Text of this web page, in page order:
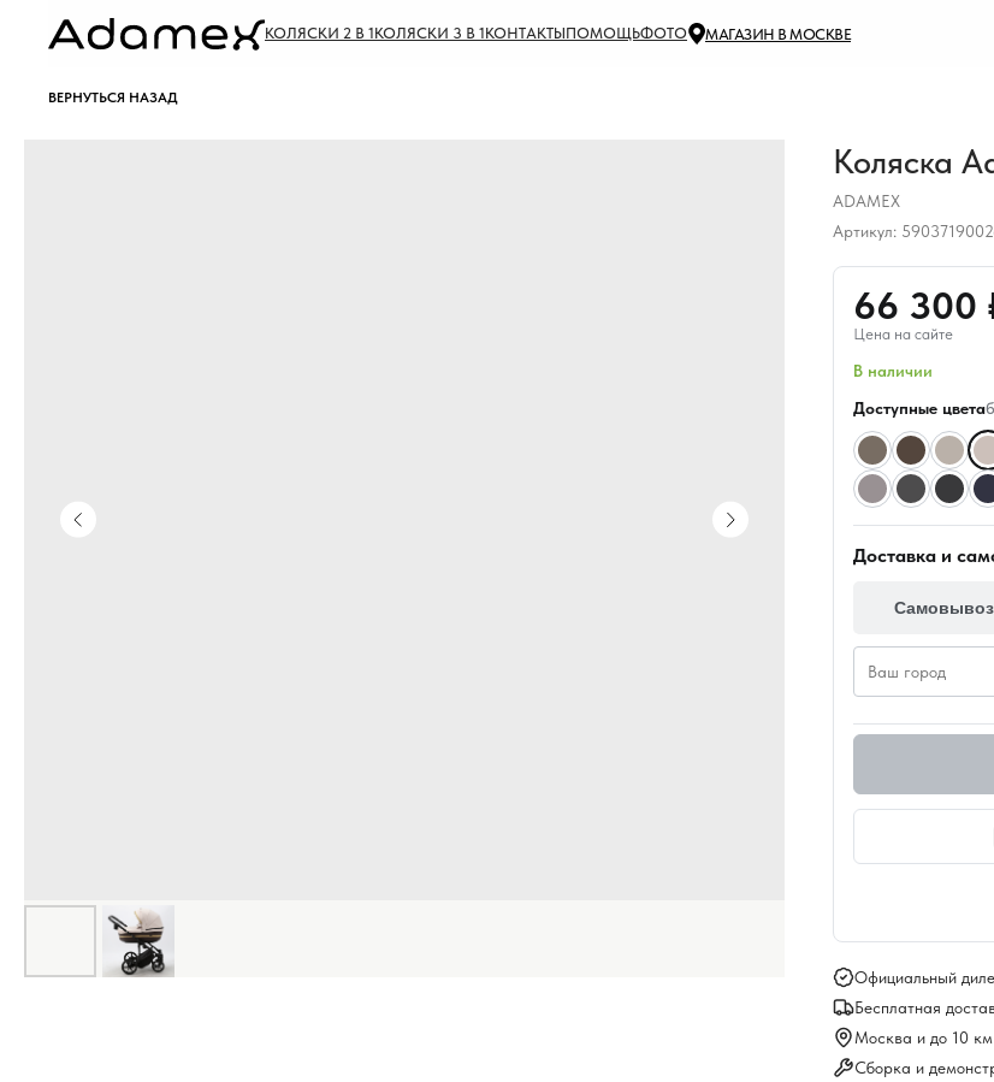
КОЛЯСКИ 2 В 1КОЛЯСКИ 3 В 1КОНТАКТЫПОМОЩЬФОТО МАГАЗИН В МОСКВЕ
ВЕРНУТЬСЯ НАЗАД
Коляска
ADAMEX
Артикул:
66 300
Цена на сайте
В наличии
Доступные цвета
Доставка и
Самовывоз
Официальный
Бесплатная
Москва и до 10
Сборка и